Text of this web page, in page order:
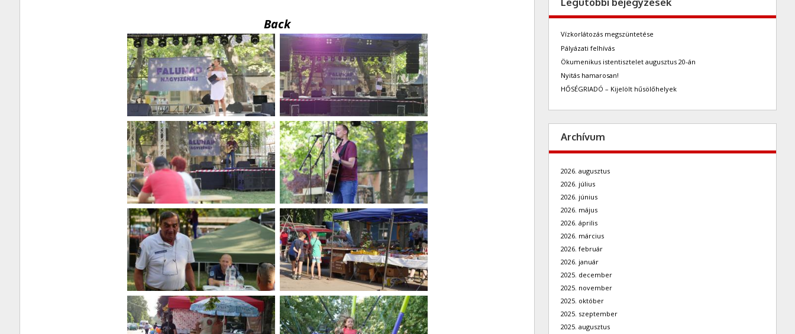
Back
Vízkorlátozás megszüntetése
Pályázati felhívás
Ökumenikus istentisztelet augusztus 20-án
Nyitás hamarosan!
HŐSÉGRIADÓ – Kijelölt hűsölőhelyek
Archívum
2026. augusztus
2026. július
2026. június
2026. május
2026. április
2026. március
2026. február
2026. január
2025. december
2025. november
2025. október
2025. szeptember
2025. augusztus